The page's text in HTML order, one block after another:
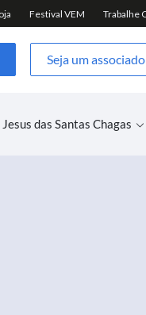
Seja um associado
Jesus das Santas Chagas